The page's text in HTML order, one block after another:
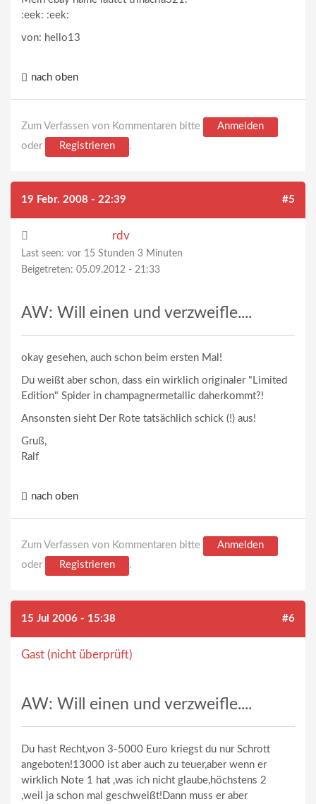
:eek: :eek:
von: hello13
nach oben
Zum Verfassen von Kommentaren bitte
Anmelden
oder
Registrieren .
19 Febr. 2008 - 22:39 #5
rdv
Last seen: vor 15 Stunden 3 Minuten
Beigetreten: 05.09.2012 - 21:33
AW: Will einen und verzweifle....
okay gesehen, auch schon beim ersten Mal!
Du weißt aber schon, dass ein wirklich originaler "Limited
Edition" Spider in champagnermetallic daherkommt?!
Ansonsten sieht Der Rote tatsächlich schick (!) aus!
Gruß,
Ralf
nach oben
Zum Verfassen von Kommentaren bitte
Anmelden
oder
Registrieren .
15 Jul 2006 - 15:38 #6
Gast (nicht überprüft)
AW: Will einen und verzweifle....
Du hast Recht,von 3-5000 Euro kriegst du nur Schrott
angeboten!13000 ist aber auch zu teuer,aber wenn er
wirklich Note 1 hat ,was ich nicht glaube,höchstens 2
,weil ja schon mal geschweißt!Dann muss er aber